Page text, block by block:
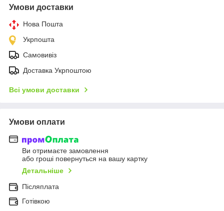
Умови доставки
Нова Пошта
Укрпошта
Самовивіз
Доставка Укрпоштою
Всі умови доставки
Умови оплати
Ви отримаєте замовлення
або гроші повернуться на вашу картку
Детальніше
Післяплата
Готівкою